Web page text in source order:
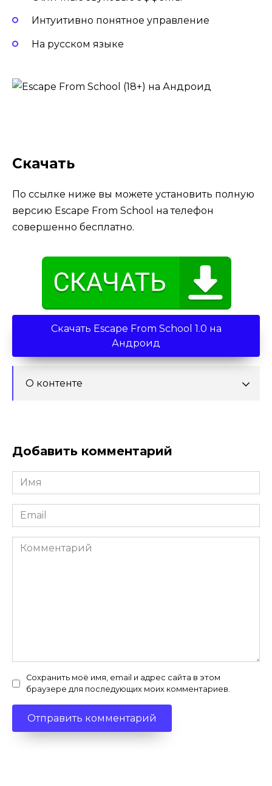
Интуитивно понятное управление
На русском языке
Скачать
По ссылке ниже вы можете установить полную
версию Escape From School на телефон
совершенно бесплатно.
Скачать Escape From School 1.0 на
Андроид
О контенте
Добавить комментарий
Имя
*
Email
*
Комментарий
Сохранить моё имя, email и адрес сайта в этом
браузере для последующих моих комментариев.